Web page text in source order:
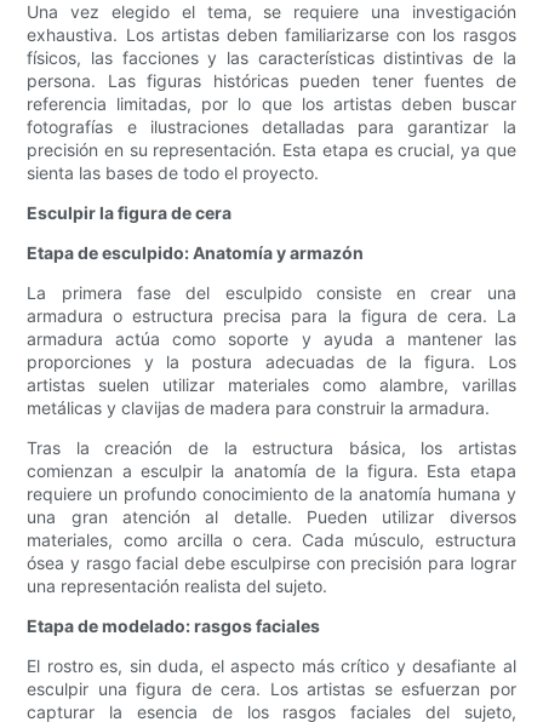
Una vez elegido el tema, se requiere una investigación
exhaustiva. Los artistas deben familiarizarse con los rasgos
físicos, las facciones y las características distintivas de la
persona. Las figuras históricas pueden tener fuentes de
referencia limitadas, por lo que los artistas deben buscar
fotografías e ilustraciones detalladas para garantizar la
precisión en su representación. Esta etapa es crucial, ya que
sienta las bases de todo el proyecto.
Esculpir la figura de cera
Etapa de esculpido: Anatomía y armazón
La primera fase del esculpido consiste en crear una
armadura o estructura precisa para la figura de cera. La
armadura actúa como soporte y ayuda a mantener las
proporciones y la postura adecuadas de la figura. Los
artistas suelen utilizar materiales como alambre, varillas
metálicas y clavijas de madera para construir la armadura.
Tras la creación de la estructura básica, los artistas
comienzan a esculpir la anatomía de la figura. Esta etapa
requiere un profundo conocimiento de la anatomía humana y
una gran atención al detalle. Pueden utilizar diversos
materiales, como arcilla o cera. Cada músculo, estructura
ósea y rasgo facial debe esculpirse con precisión para lograr
una representación realista del sujeto.
Etapa de modelado: rasgos faciales
El rostro es, sin duda, el aspecto más crítico y desafiante al
esculpir una figura de cera. Los artistas se esfuerzan por
capturar la esencia de los rasgos faciales del sujeto,